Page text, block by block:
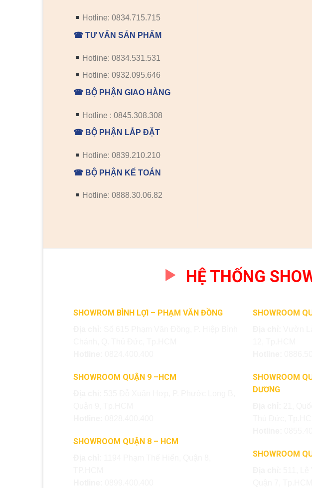
Hotline: 0834.715.715
☎ TƯ VẤN SẢN PHẨM
Hotline: 0834.531.531
Hotline: 0932.095.646
☎ BỘ PHẬN GIAO HÀNG
Hotline : 0845.308.308
☎ BỘ PHẬN LẮP ĐẶT
Hotline: 0839.210.210
☎ BỘ PHẬN KẾ TOÁN
Hotline: 0888.30.06.82
HỆ THỐNG
SHOWROM BÌNH LỢI – PHẠM VĂN ĐỒNG
SHOWROOM QUẬN 9 –HCM
SHOWROOM QUẬN 8 – HCM
SHOWROOM
SHOWROOM
DƯƠNG
SHOWROOM